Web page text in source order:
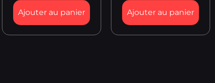
Ajouter au panier Ajouter au panier